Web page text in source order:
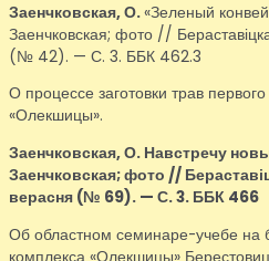
Заенчковская, О.«Зеленый
Заенчковская; фото //
(№ 42). — С. 3. ББК 462.3
О процессе заготовки трав
«Олекшицы».
Заенчковская, О. Навстречу
Заенчковская; фото //
верасня (№ 69). — С. 3. ББК 466
Об областном семинаре-учебе на